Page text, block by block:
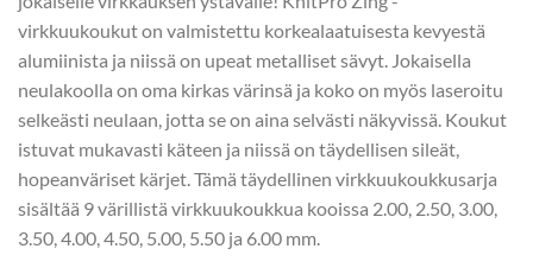
virkkuukoukut on valmistettu korkealaatuisesta kevyestä
alumiinista ja niissä on upeat metalliset sävyt. Jokaisella
neulakoolla on oma kirkas värinsä ja koko on myös laseroitu
selkeästi neulaan, jotta se on aina selvästi näkyvissä. Koukut
istuvat mukavasti käteen ja niissä on täydellisen sileät,
hopeanväriset kärjet. Tämä täydellinen virkkuukoukkusarja
sisältää 9 värillistä virkkuukoukkua kooissa 2.00, 2.50, 3.00,
3.50, 4.00, 4.50, 5.00, 5.50 ja 6.00 mm.